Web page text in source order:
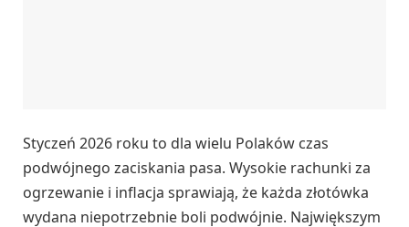
Styczeń 2026 roku to dla wielu Polaków czas
podwójnego zaciskania pasa. Wysokie rachunki za
ogrzewanie i inflacja sprawiają, że każda złotówka
wydana niepotrzebnie boli podwójnie. Największym